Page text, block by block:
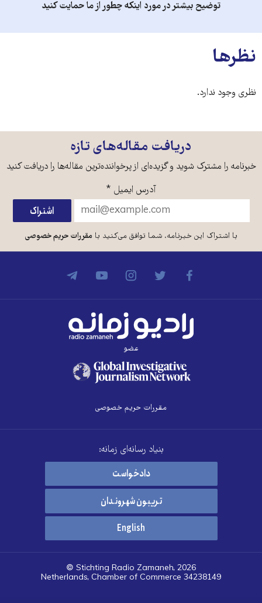
توضیح بیشتر در مورد اینکه چطور از ما حمایت کنید
نظرها
نظری وجود ندارد.
دریافت مقاله‌های تازه
خبرنامه را مشترک شوید و گزیده‌ای از پرخواننده‌ترین مقاله‌ها را دریافت کنید
آدرس ایمیل *
با اشتراک این خبرنامه، شما توافق می‌کنید بامقررات حریم خصوصی
عضو
مقررات حریم خصوصی
بنیاد رسانه‌ای زمانه:
دادخواست
تریبون شهروندان
English
© Stichting Radio Zamaneh, 2026
Netherlands, Chamber of Commerce 34238149